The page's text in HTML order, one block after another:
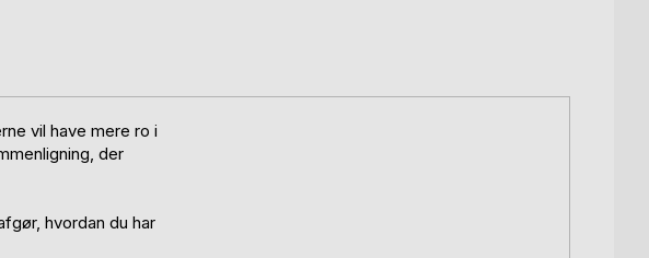
vil have mere ro i
der
hvordan du har